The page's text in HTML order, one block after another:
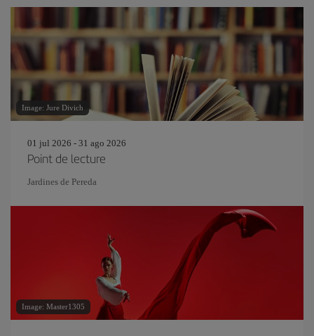
Image: Jure Divich
01 jul 2026 - 31 ago 2026
Point de lecture
Jardines de Pereda
Image: Master1305